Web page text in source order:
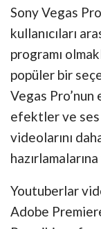
Sony Vegas
kullanıcıları
programı
popüler bir
Vegas
efektler ve ses
videolarını
Youtuberlar
Adobe